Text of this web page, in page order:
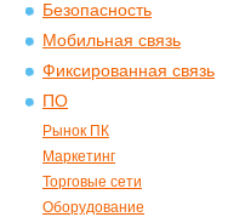
Безопасность
Мобильная связь
Фиксированная связь
ПО
Рынок ПК
Маркетинг
Торговые сети
Оборудование